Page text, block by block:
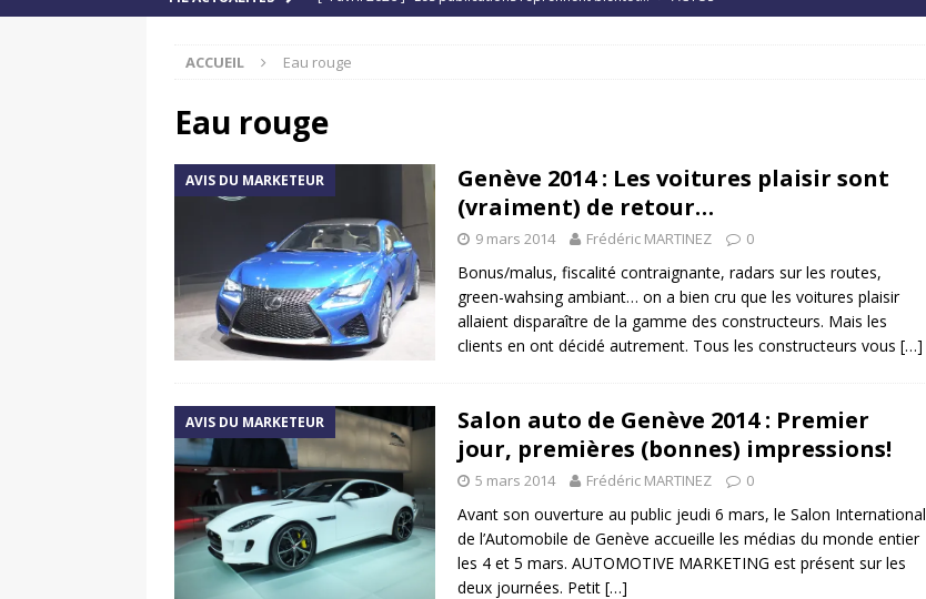
[ 12 juillet 2025 ]
[ 11 avril 2020 ]
#StayHome : Honda dévoile un spot publicitaire… confiné! ACTUS
ACCUEIL Eau rouge
Eau rouge
AVIS DU MARKETEUR
Genève 2014 : Les voitures plaisir sont
(vraiment) de retour…
9 mars 2014 Frédéric MARTINEZ 0
Bonus/malus, fiscalité contraignante, radars sur les routes,
green-wahsing ambiant… on a bien cru que les voitures plaisir
allaient disparaître de la gamme des constructeurs. Mais les
clients en ont décidé autrement. Tous les constructeurs vous […]
AVIS DU MARKETEUR
Salon auto de Genève 2014 : Premier
jour, premières (bonnes) impressions!
5 mars 2014 Frédéric MARTINEZ 0
Avant son ouverture au public jeudi 6 mars, le Salon International
de l’Automobile de Genève accueille les médias du monde entier
les 4 et 5 mars. AUTOMOTIVE MARKETING est présent sur les
deux journées. Petit […]